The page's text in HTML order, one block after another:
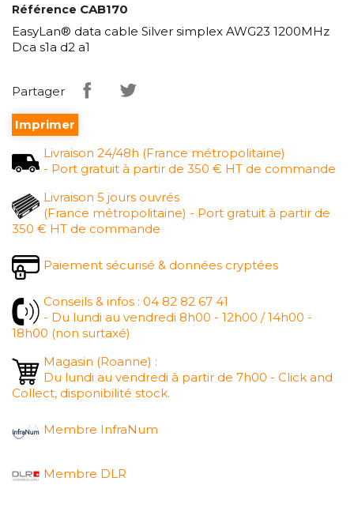
Référence CAB170
EasyLan® data cable Silver simplex AWG23 1200MHz
Dca s1a d2 a1
Partager
Imprimer
Livraison 24/48h (France métropolitaine)
- Port gratuit à partir de 350 € HT de commande
Livraison 5 jours ouvrés
(France métropolitaine) - Port gratuit à partir de
350 € HT de commande
Paiement sécurisé & données cryptées
Conseils & infos : 04 82 82 67 41
- Du lundi au vendredi 8h00 - 12h00 / 14h00 -
18h00 (non surtaxé)
Magasin (Roanne) :
Du lundi au vendredi à partir de 7h00 - Click and
Collect, disponibilité stock.
Membre InfraNum
Membre DLR